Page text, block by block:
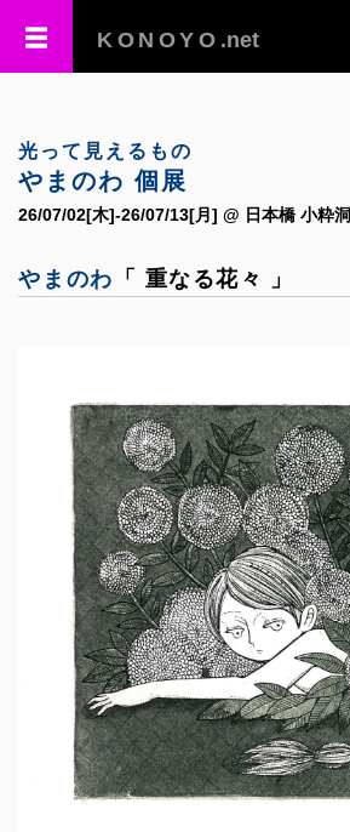
KONOYO .net
光って見えるもの
やまのわ 個展
26/07/02[木]-26/07/13[月] @ 日本橋 小粋洞
やまのわ 「 重なる花々 」